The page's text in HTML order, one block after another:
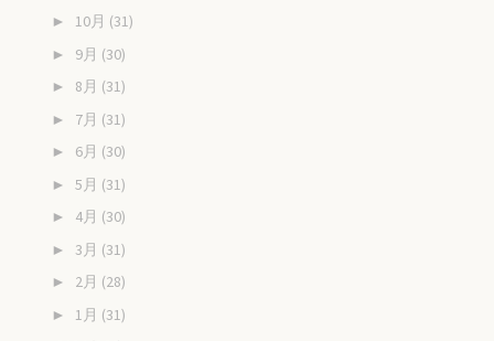
► 10月 (31)
► 9月 (30)
► 8月 (31)
► 7月 (31)
► 6月 (30)
► 5月 (31)
► 4月 (30)
► 3月 (31)
► 2月 (28)
► 1月 (31)